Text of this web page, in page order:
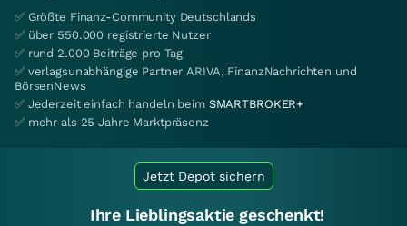
✅ Größte Finanz-Community Deutschlands
✅ über 550.000 registrierte Nutzer
✅ rund 2.000 Beiträge pro Tag
✅ verlagsunabhängige Partner ARIVA, FinanzNachrichten und
BörsenNews
✅ Jederzeit einfach handeln beim SMARTBROKER+
✅ mehr als 25 Jahre Marktpräsenz
Jetzt Depot sichern
Ihre Lieblingsaktie geschenkt!